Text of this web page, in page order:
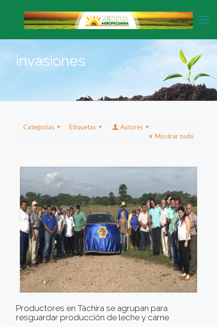
invasiones
Categorias Etiquetas
Autores
Mostrar todo
Productores en Táchira se agrupan para
resguardar producción de leche y carne